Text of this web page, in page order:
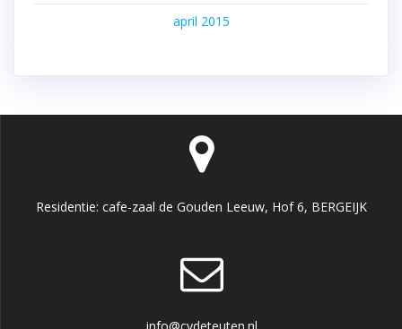
april 2015
Residentie: cafe-zaal de Gouden Leeuw, Hof 6, BERGEIJK